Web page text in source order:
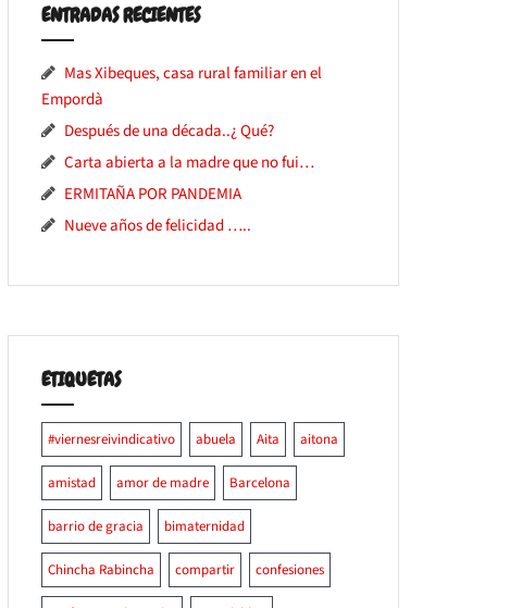
ENTRADAS RECIENTES
Mas Xibeques, casa rural familiar en el
Empordà
Después de una década..¿ Qué?
Carta abierta a la madre que no fui…
ERMITAÑA POR PANDEMIA
Nueve años de felicidad …..
ETIQUETAS
#viernesreivindicativo abuela Aita aitona
amistad amor de madre Barcelona
barrio de gracia bimaternidad
Chincha Rabincha compartir confesiones